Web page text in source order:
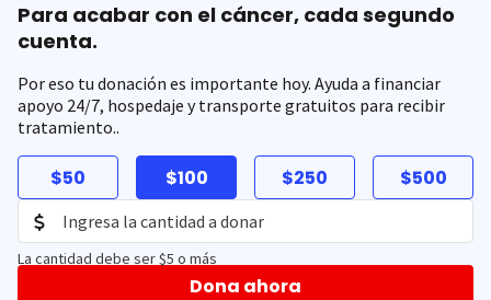
Para acabar con el cáncer, cada segundo
cuenta.
Por eso tu donación es importante hoy. Ayuda a financiar
apoyo 24/7, hospedaje y transporte gratuitos para recibir
tratamiento..
$50 $100 $250 $500
La cantidad debe ser $5 o más
Dona ahora